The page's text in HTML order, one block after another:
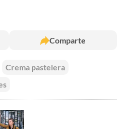
Comparte
Crema pastelera